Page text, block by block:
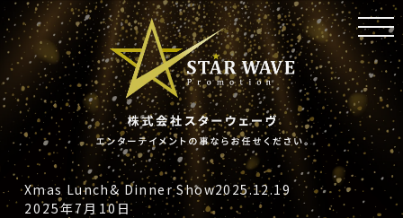
Xmas Lunch& Dinner Show2025.12.19
2025年7月10日